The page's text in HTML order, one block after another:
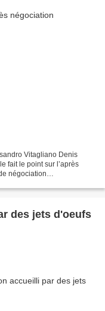
Vitagliano Denis
fait le point sur l’après
négociation
des jets d'oeufs